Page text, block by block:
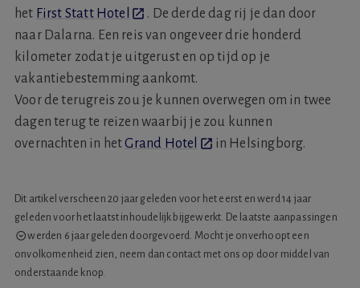
het First Statt Hotel
. De derde dag rij je dan door
naar Dalarna. Een reis van ongeveer drie honderd
kilometer zodat je uitgerust en op tijd op je
vakantiebestemming aankomt.
Voor de terugreis zou je kunnen overwegen om in twee
dagen terug te reizen waarbij je zou kunnen
overnachten in hetGrand Hotel in Helsingborg.
Dit artikel verscheen 20 jaar geleden voor het eerst en werd 14 jaar
geleden voor het laatst inhoudelijk bijgewerkt. De laatste aanpassingen
werden 6 jaar geleden doorgevoerd. Mocht je onverhoopt een
onvolkomenheid zien, neem dan contact met ons op door middel van
onderstaande knop.